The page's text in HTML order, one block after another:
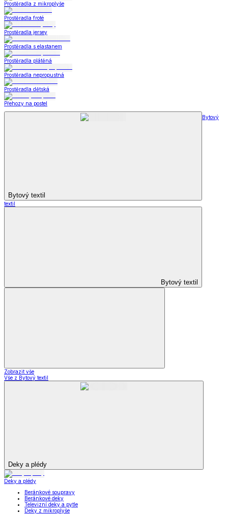
Prostěradla z mikroplyše
Prostěradla froté
Prostěradla jersey
Prostěradla s elastanem
Prostěradla plátěná
Prostěradla nepropustná
Prostěradla dětská
Přehozy na postel
Bytový textil
Bytový
textil
Bytový textil
Zobrazit vše
Vše z Bytový textil
Deky a plédy
Deky a plédy
Beránkové soupravy
Beránkové deky
Televizní deky a pytle
Deky z mikroplyše